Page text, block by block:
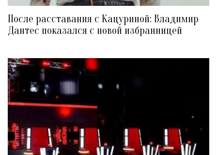
После расставания с Кацуриной: Владимир
Дантес показался с новой избранницей